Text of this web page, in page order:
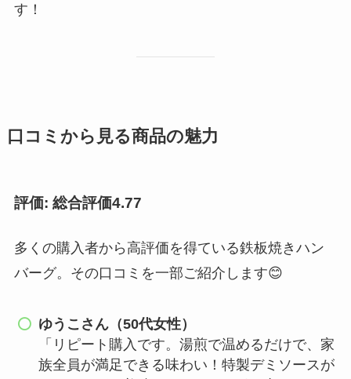
す！
口コミから見る商品の魅力
評価: 総合評価4.77
多くの購入者から高評価を得ている鉄板焼きハン
バーグ。その口コミを一部ご紹介します😊
ゆうこさん（50代女性）
「リピート購入です。湯煎で温めるだけで、家
族全員が満足できる味わい！特製デミソースが